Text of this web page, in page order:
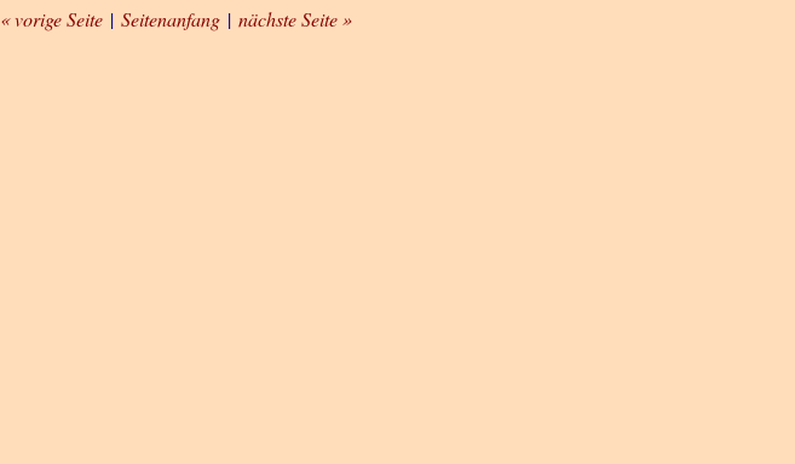
« vorige Seite | Seitenanfang | nächste Seite »